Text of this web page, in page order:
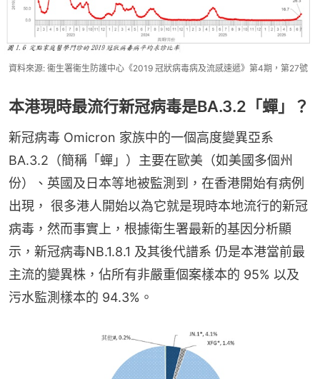
資料來源: 衞生署衞生防護中心《2019 冠狀病毒病及流感速遞》第4期，第27號
本港現時最流行新冠病毒是BA.3.2「蟬」？
新冠病毒 Omicron 家族中的一個高度變異亞系
BA.3.2（簡稱「蟬」）主要在歐美（如美國多個州
份）、英國及日本等地被監測到，在香港開始有病例
出現， 很多港人開始以為它就是現時本地流行的新冠
病毒，然而事實上，根據衛生署最新的基因分析顯
示，新冠病毒NB.1.8.1 及其後代譜系 仍是本港當前最
主流的變異株，佔所有非嚴重個案樣本的 95% 以及
污水監測樣本的 94.3%。